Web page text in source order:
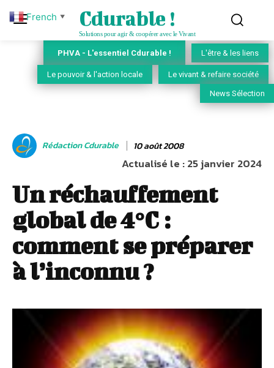
Cdurable !
Solutions pour agir & coopérer avec le Vivant
PHVA - L'essentiel Cdurable ! L'être & les liens
Le pouvoir & l'action locale Le vivant & refaire société
News Sélection
Rédaction Cdurable 10 août 2008
Actualisé le :25 janvier 2024
Un réchauffement
global de 4°C :
comment se préparer
à l’inconnu ?
French ▼